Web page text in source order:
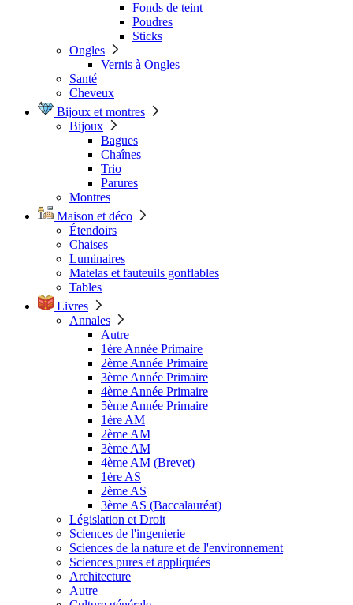
Fonds de teint
Poudres
Sticks
Ongles
Vernis à Ongles
Santé
Cheveux
Bijoux et montres
Bijoux
Bagues
Chaînes
Trio
Parures
Montres
Maison et déco
Étendoirs
Chaises
Luminaires
Matelas et fauteuils gonflables
Tables
Livres
Annales
Autre
1ère Année Primaire
2ème Année Primaire
3ème Année Primaire
4ème Année Primaire
5ème Année Primaire
1ère AM
2ème AM
3ème AM
4ème AM (Brevet)
1ère AS
2ème AS
3ème AS (Baccalauréat)
Législation et Droit
Sciences de l'ingenierie
Sciences de la nature et de l'environnement
Sciences pures et appliquées
Architecture
Autre